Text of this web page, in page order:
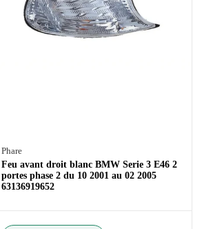
Phare
Feu avant droit blanc BMW Serie 3 E46 2
portes phase 2 du 10 2001 au 02 2005
63136919652